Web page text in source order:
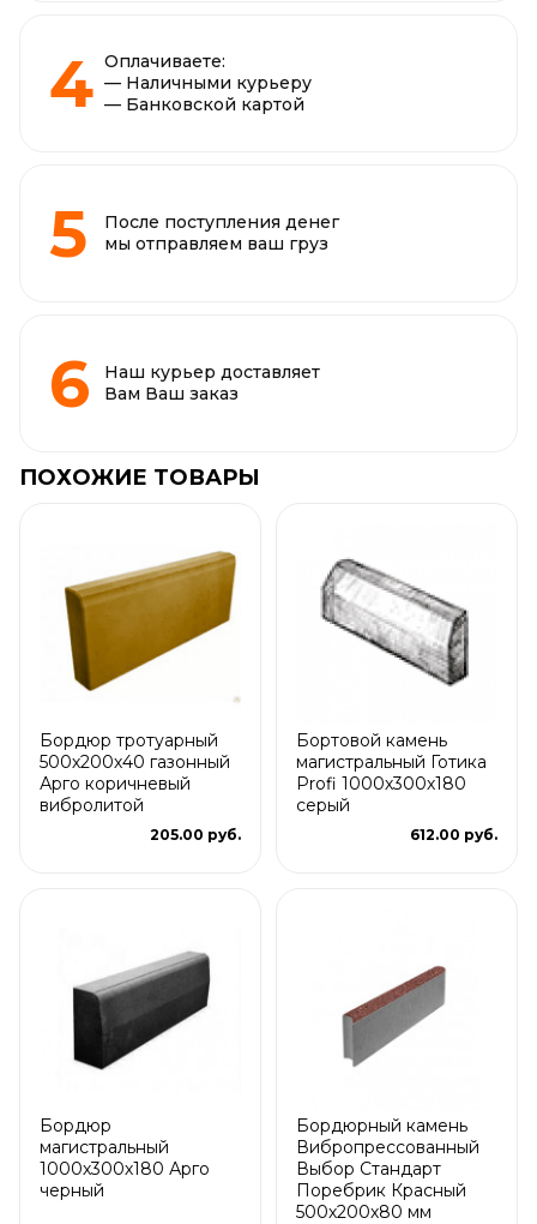
Оплачиваете:
— Наличными курьеру
— Банковской картой
После поступления денег
мы отправляем ваш груз
Наш курьер доставляет
Вам Ваш заказ
ПОХОЖИЕ ТОВАРЫ
Бордюр тротуарный
500х200х40 газонный
Арго коричневый
вибролитой
205.00 руб.
Бортовой камень
магистральный Готика
Profi 1000х300х180
серый
612.00 руб.
Бордюр
магистральный
1000х300х180 Арго
черный
Бордюрный камень
Вибропрессованный
Выбор Стандарт
Поребрик Красный
500х200х80 мм